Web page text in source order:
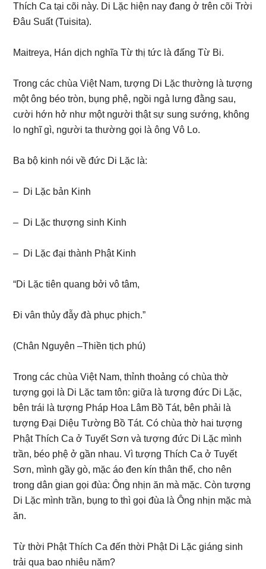
Thích Ca tại cõi này. Di Lặc hiện nay đang ở trên cõi Trời
Đâu Suất (Tuisita).
Maitreya, Hán dịch nghĩa Từ thị tức là đấng Từ Bi.
Trong các chùa Việt Nam, tượng Di Lặc thường là tượng
một ông béo tròn, bụng phệ, ngồi ngả lưng đằng sau,
cười hớn hở như một người thật sự sung sướng, không
lo nghĩ gì, người ta thường gọi là ông Vô Lo.
Ba bộ kinh nói về đức Di Lặc là:
– Di Lặc bản Kinh
– Di Lặc thượng sinh Kinh
– Di Lặc đại thành Phật Kinh
“Di Lặc tiên quang bởi vô tâm,
Đi vân thủy đẫy đà phục phịch.”
(Chân Nguyên –Thiền tịch phú)
Trong các chùa Việt Nam, thỉnh thoảng có chùa thờ
tượng gọi là Di Lặc tam tôn: giữa là tượng đức Di Lặc,
bên trái là tượng Pháp Hoa Lâm Bồ Tát, bên phải là
tượng Đại Diệu Tường Bồ Tát. Có chùa thờ hai tượng
Phật Thích Ca ở Tuyết Sơn và tượng đức Di Lặc mình
trần, béo phệ ở gần nhau. Vì tượng Thích Ca ở Tuyết
Sơn, mình gầy gò, mặc áo đen kín thân thể, cho nên
trong dân gian gọi đùa: Ông nhịn ăn mà mặc. Còn tượng
Di Lặc mình trần, bụng to thì gọi đùa là Ông nhịn mặc mà
ăn.
Từ thời Phật Thích Ca đến thời Phật Di Lặc giáng sinh
trải qua bao nhiêu năm?